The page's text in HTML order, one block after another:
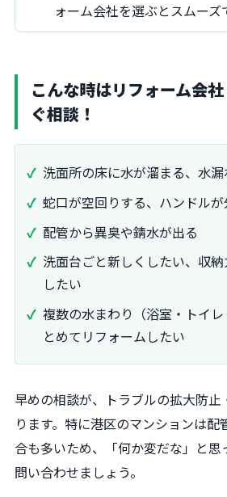
ォーム会社を選ぶとスムーズ
こんな時はリフォーム会
ぐ相談！
洗面所の床に水が溜まる、水
蛇口が空回りする、ハンドルが
配管から異臭や錆水が出る
洗面台ごと新しくしたい、収
したい
複数の水まわり（浴室・トイ
とめてリフォームしたい
早めの相談が、トラブルの拡大防
ります。特に港区のマンションは配
合も多いため、「何か変だな」と
問い合わせましょう。